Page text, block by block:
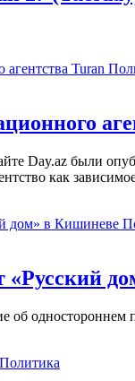
Day.az были
как
«Русский
одностороннем
Политика